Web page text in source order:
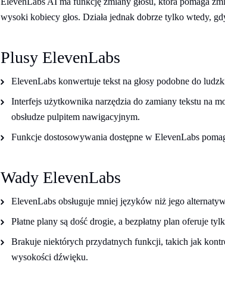
wysoki kobiecy głos. Działa jednak dobrze tylko wtedy,
Plusy ElevenLabs
ElevenLabs konwertuje tekst na głosy podobne do
Interfejs użytkownika narzędzia do zamiany tekstu na
obsłudze pulpitem nawigacyjnym.
Funkcje dostosowywania dostępne w ElevenLabs
Wady ElevenLabs
ElevenLabs obsługuje mniej języków niż jego
Płatne plany są dość drogie, a bezpłatny plan oferuje
Brakuje niektórych przydatnych funkcji, takich jak
wysokości dźwięku.